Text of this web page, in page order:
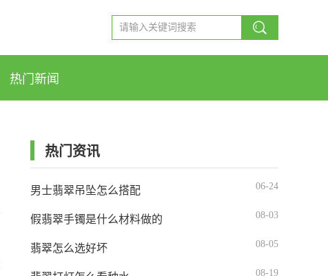
热门新闻
热门资讯
男士翡翠吊坠怎么搭配 06-24
假翡翠手镯是什么材料做的 08-03
翡翠怎么选好坏 08-05
08-19